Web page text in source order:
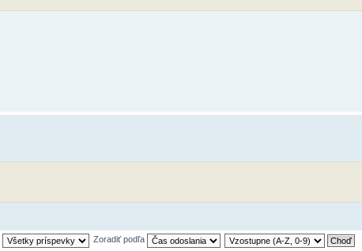
Zoradiť podľa